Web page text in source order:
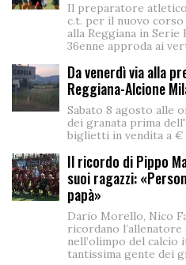
Il preparatore
c.t. per il nuovo
alla Reggiana in Serie
36enne approda ai
Da venerdì via alla
Reggiana-Alcione
Sabato 8 agosto alle
dei granata prima
biglietti in vendita a €
Il ricordo di Pippo
suoi ragazzi:
papà»
Dario Morello, Nico
ricordano
nell’olimpo del calcio
tantissima gente dei